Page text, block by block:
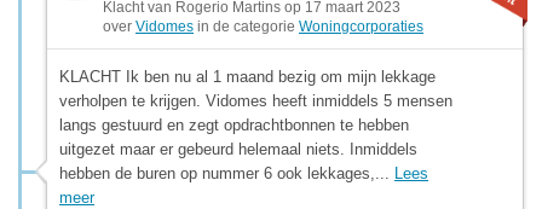
Klacht van Rogerio Martins op 17 maart 2023
over Vidomes in de categorie Woningcorporaties
KLACHT Ik ben nu al 1 maand bezig om mijn lekkage
verholpen te krijgen. Vidomes heeft inmiddels 5 mensen
langs gestuurd en zegt opdrachtbonnen te hebben
uitgezet maar er gebeurd helemaal niets. Inmiddels
hebben de buren op nummer 6 ook lekkages,... Lees
meer